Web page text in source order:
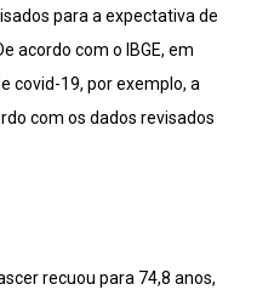
para a expectativa de
acordo com o IBGE, em
covid-19, por exemplo, a
com os dados revisados
recuou para 74,8 anos,